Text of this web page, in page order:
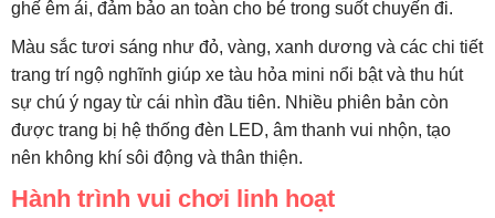
ghế êm ái, đảm bảo an toàn cho bé trong suốt chuyến đi.
Màu sắc tươi sáng như đỏ, vàng, xanh dương và các chi tiết
trang trí ngộ nghĩnh giúp xe tàu hỏa mini nổi bật và thu hút
sự chú ý ngay từ cái nhìn đầu tiên. Nhiều phiên bản còn
được trang bị hệ thống đèn LED, âm thanh vui nhộn, tạo
nên không khí sôi động và thân thiện.
Hành trình vui chơi linh hoạt